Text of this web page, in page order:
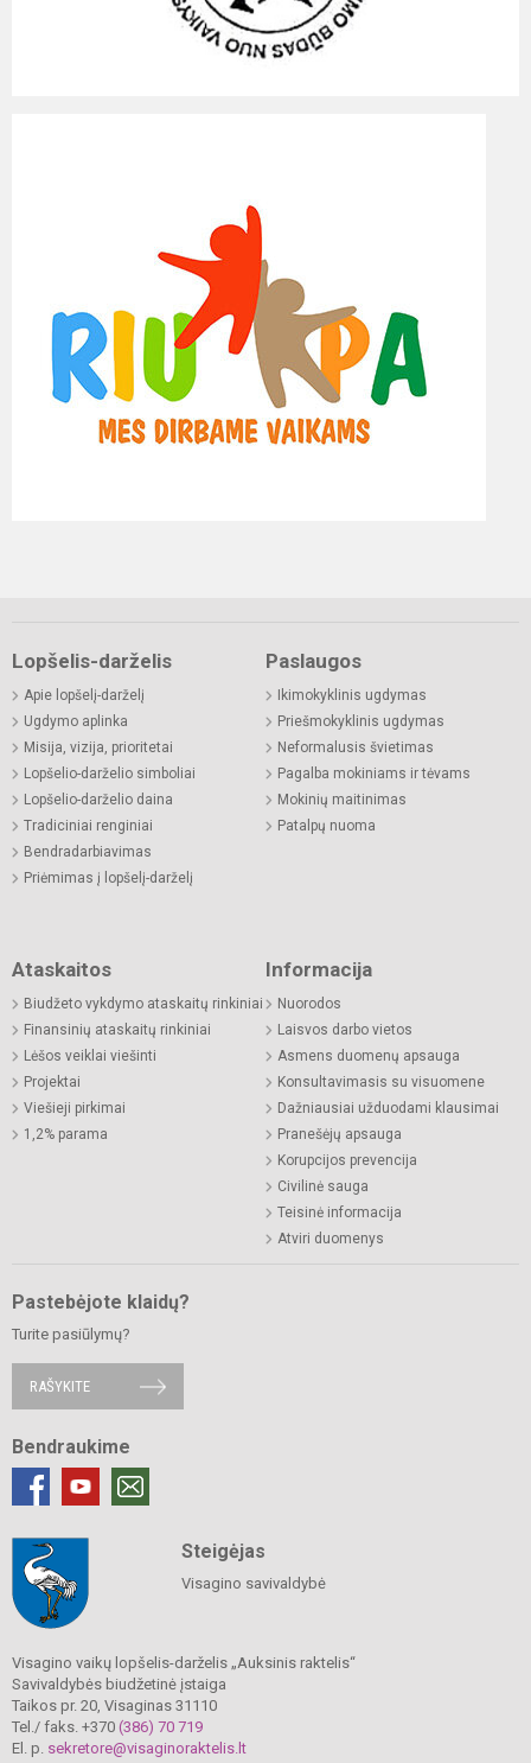
Lopšelis-darželis
Apie lopšelį-darželį
Ugdymo aplinka
Misija, vizija, prioritetai
Lopšelio-darželio simboliai
Lopšelio-darželio daina
Tradiciniai renginiai
Bendradarbiavimas
Priėmimas į lopšelį-darželį
Paslaugos
Ikimokyklinis ugdymas
Priešmokyklinis ugdymas
Neformalusis švietimas
Pagalba mokiniams ir tėvams
Mokinių maitinimas
Patalpų nuoma
Ataskaitos
Biudžeto vykdymo ataskaitų rinkiniai
Finansinių ataskaitų rinkiniai
Lėšos veiklai viešinti
Projektai
Viešieji pirkimai
1,2% parama
Informacija
Nuorodos
Laisvos darbo vietos
Asmens duomenų apsauga
Konsultavimasis su visuomene
Dažniausiai užduodami klausimai
Pranešėjų apsauga
Korupcijos prevencija
Civilinė sauga
Teisinė informacija
Atviri duomenys
Pastebėjote klaidų?
Turite pasiūlymų?
RAŠYKITE
Bendraukime
Steigėjas
Visagino savivaldybė
Visagino vaikų lopšelis-darželis „Auksinis raktelis“
Savivaldybės biudžetinė įstaiga
Taikos pr. 20, Visaginas 31110
Tel./ faks. +370 (386) 70 719
El. p. sekretore@visaginoraktelis.lt